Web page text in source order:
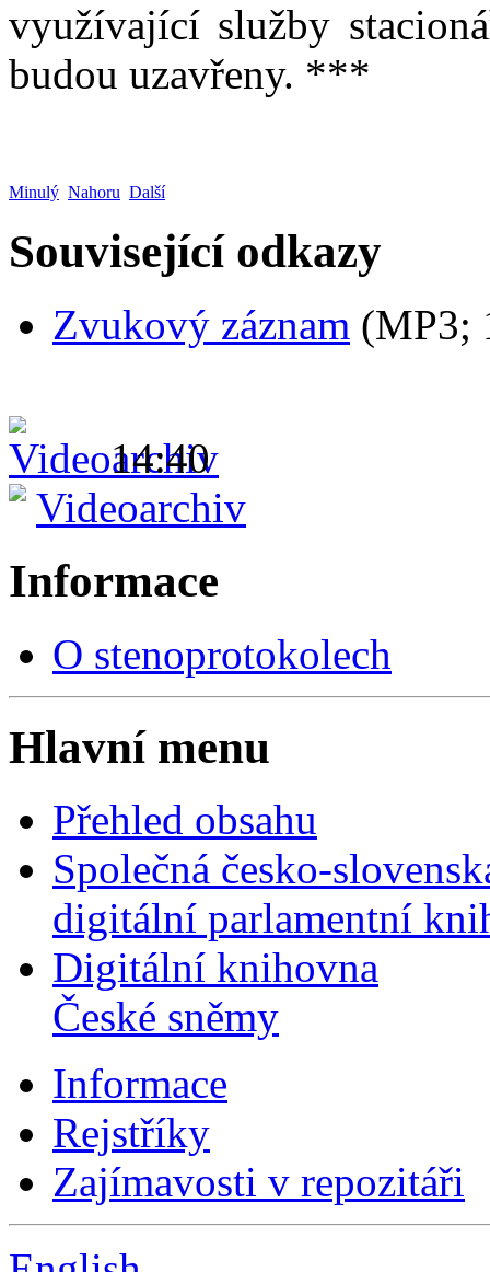
využívající služby
budou uzavřeny. ***
Minulý Nahoru Další
Související odkazy
Zvukový záznam (MP3;
14:40
Videoarchiv
Informace
O stenoprotokolech
Hlavní menu
Přehled obsahu
Společná česko-
digitální parlamentní
Digitální knihovna
České sněmy
Informace
Rejstříky
Zajímavosti v repozitáři